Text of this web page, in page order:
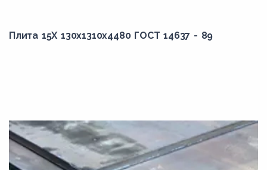
Плита 15Х 130x1310x4480 ГОСТ 14637 - 89